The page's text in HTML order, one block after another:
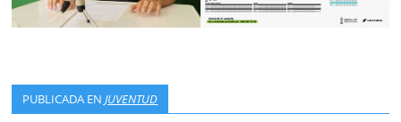
PUBLICADA ENJUVENTUD